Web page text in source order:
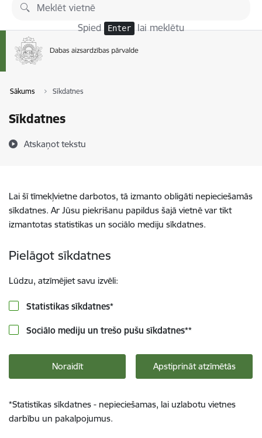
Pāriet uz lapas saturu
Spied Enter lai meklētu
Sākums Sīkdatnes
Sīkdatnes
Atskaņot tekstu
Lai šī tīmekļvietne darbotos, tā izmanto obligāti nepieciešamās
sīkdatnes. Ar Jūsu piekrišanu papildus šajā vietnē var tikt
izmantotas statistikas un sociālo mediju sīkdatnes.
Pielāgot sīkdatnes
Lūdzu, atzīmējiet savu izvēli:
Statistikas sīkdatnes*
Sociālo mediju un trešo pušu sīkdatnes**
Noraidīt Apstiprināt atzīmētās
*Statistikas sīkdatnes - nepieciešamas, lai uzlabotu vietnes
darbību un pakalpojumus.